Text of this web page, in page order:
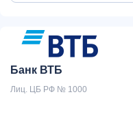
Банк ВТБ
Лиц. ЦБ РФ № 1000